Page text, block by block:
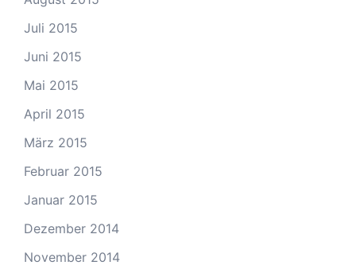
Juli 2015
Juni 2015
Mai 2015
April 2015
März 2015
Februar 2015
Januar 2015
Dezember 2014
November 2014